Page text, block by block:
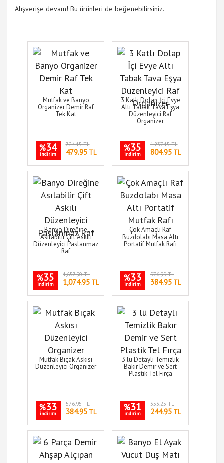
Alışverişe devam! Bu ürünleri de beğenebilirsiniz.
Mutfak ve Banyo
Organizer Demir Raf
Tek Kat
%34
indirim
724.15 TL
479.95TL
3 Katlı Dolap İçi Evye
Altı Tabak Tava Eşya
Düzenleyici Raf
Organizer
%35
indirim
1,237.15 TL
804.95TL
Banyo Direğine
Asılabilir Çift Askılı
Düzenleyici Paslanmaz
Raf
%35
indirim
1,657.90 TL
1,074.95 TL
Çok Amaçlı Raf
Buzdolabı Masa Altı
Portatif Mutfak Rafı
%33
indirim
576.95 TL
384.95TL
Mutfak Bıçak Askısı
Düzenleyici Organizer
%33
indirim
576.95 TL
384.95TL
3 lü Detaylı Temizlik
Bakır Demir ve Sert
Plastik Tel Fırça
%31
indirim
353.25 TL
244.95TL